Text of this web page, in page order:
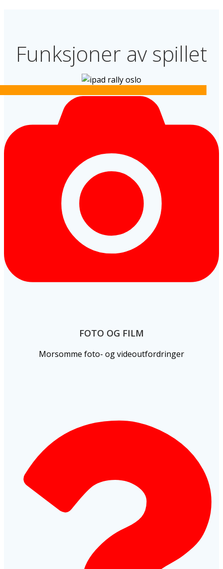
Funksjoner av spillet
FOTO OG FILM
Morsomme foto- og videoutfordringer